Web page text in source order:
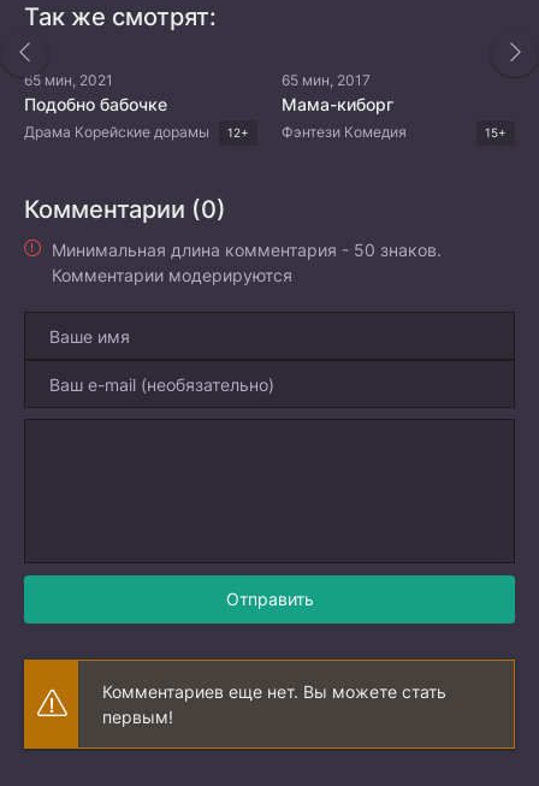
Так же смотрят:
65 мин, 2021
Подобно бабочке
Драма Корейские дорамы 12+
65 мин, 2017
Мама-киборг
Фэнтези Комедия 15+
Комментарии (0)
Минимальная длина комментария - 50 знаков.
Комментарии модерируются
Отправить
Комментариев еще нет. Вы можете стать
первым!